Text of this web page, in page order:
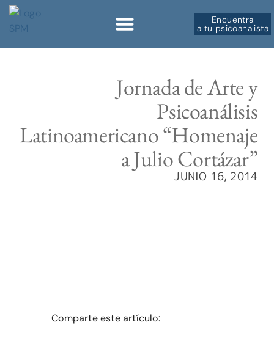
Encuentra
a tu psicoanalista
Jornada de Arte y
Psicoanálisis
Latinoamericano “Homenaje
a Julio Cortázar”
JUNIO 16, 2014
Comparte este artículo: